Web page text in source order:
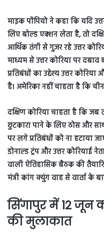
माइक पोंपियो ने कहा कि यदि
लिए बोल्ड एक्शन लेता है, तो
आर्थिक तंगी से गुजर रहे उत्तर
माध्यम से उत्तर कोरिया पर
प्रतिबंधों का उद्देश्य उत्तर
है। अमेरिका नहीं चाहता है कि
दक्षिण कोरिया चाहता है कि
छुटकारा पाने के लिए ठोस और
पर लगे प्रतिबंधों को ना हटाया
डोनाल्ड ट्रंप और उत्तर कोरियाई
वाली ऐतिहासिक बैठक की
मंत्री कांग क्युंग वाह से वार्ता के
सिंगापुर में 12 जून
की मुलाकात